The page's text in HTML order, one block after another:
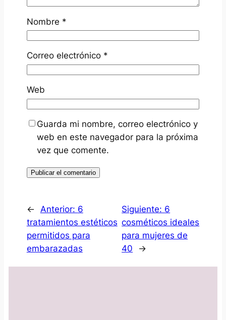
Nombre *
Correo electrónico *
Web
Guarda mi nombre, correo electrónico y
web en este navegador para la próxima
vez que comente.
← Anterior: 6
tratamientos estéticos
permitidos para
embarazadas
Siguiente: 6
cosméticos ideales
para mujeres de
40
→